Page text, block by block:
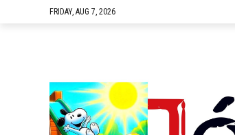
FRIDAY, AUG 7, 2026